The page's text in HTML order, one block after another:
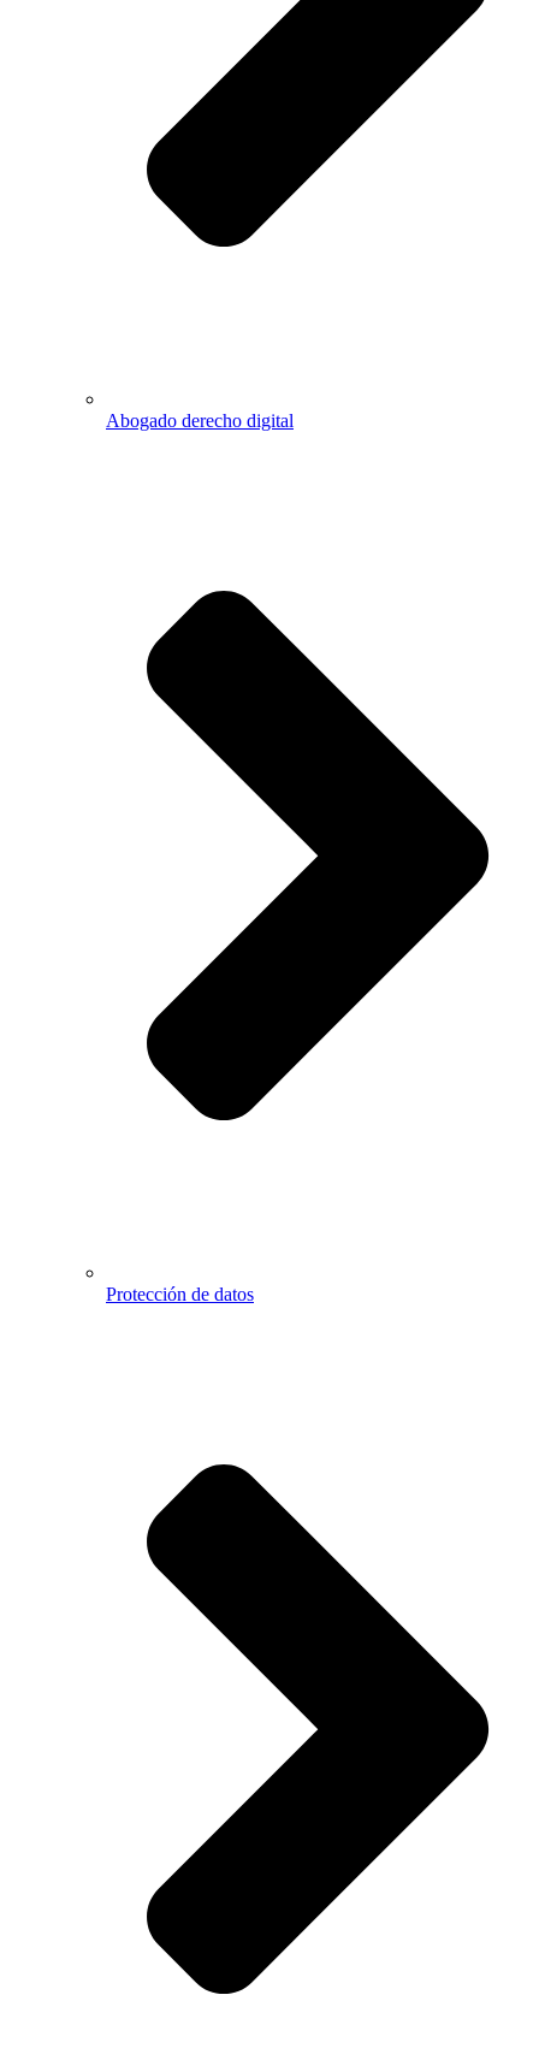
Abogado derecho digital
Protección de datos